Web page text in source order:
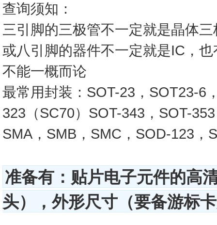
查询须知：
三引脚的三极管不一定就是晶体
或八引脚的器件不一定就是IC，
不能一概而论
最常用封装：SOT-23，SOT23-6
323（SC70）SOT-343，SOT-
SMA，SMB，SMC，SOD-123，
准备有：贴片电子元件的高
头），外形尺寸（要备游标